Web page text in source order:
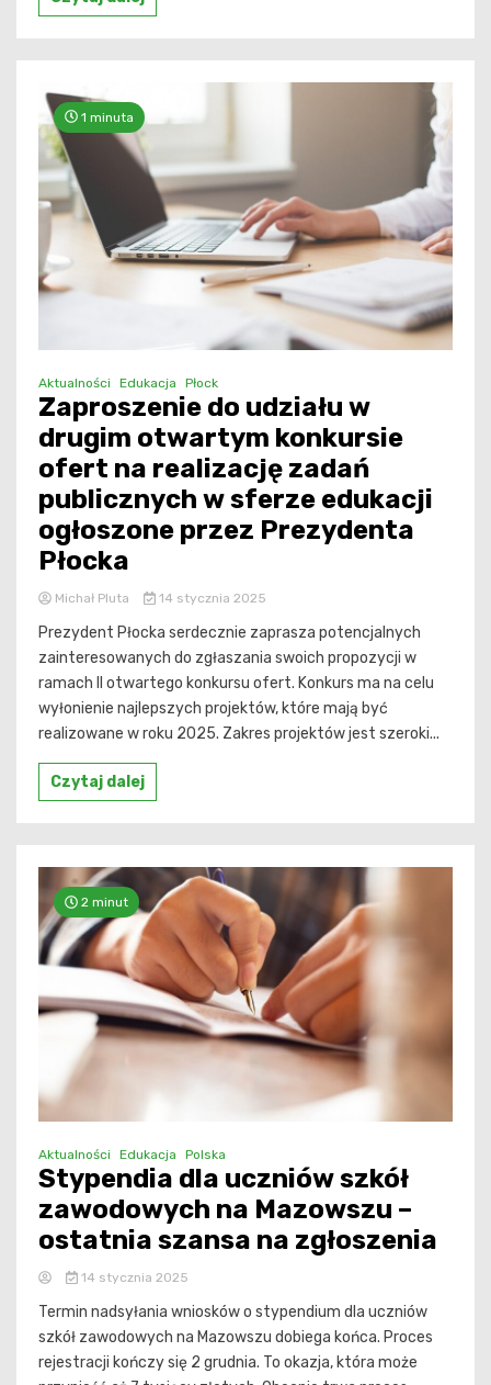
1 minuta
Aktualności Edukacja Płock
Zaproszenie do udziału w
drugim otwartym konkursie
ofert na realizację zadań
publicznych w sferze edukacji
ogłoszone przez Prezydenta
Płocka
Michał Pluta 14 stycznia 2025
Prezydent Płocka serdecznie zaprasza potencjalnych
zainteresowanych do zgłaszania swoich propozycji w
ramach II otwartego konkursu ofert. Konkurs ma na celu
wyłonienie najlepszych projektów, które mają być
realizowane w roku 2025. Zakres projektów jest szeroki...
Czytaj dalej
2 minut
Aktualności Edukacja Polska
Stypendia dla uczniów szkół
zawodowych na Mazowszu –
ostatnia szansa na zgłoszenia
14 stycznia 2025
Termin nadsyłania wniosków o stypendium dla uczniów
szkół zawodowych na Mazowszu dobiega końca. Proces
rejestracji kończy się 2 grudnia. To okazja, która może